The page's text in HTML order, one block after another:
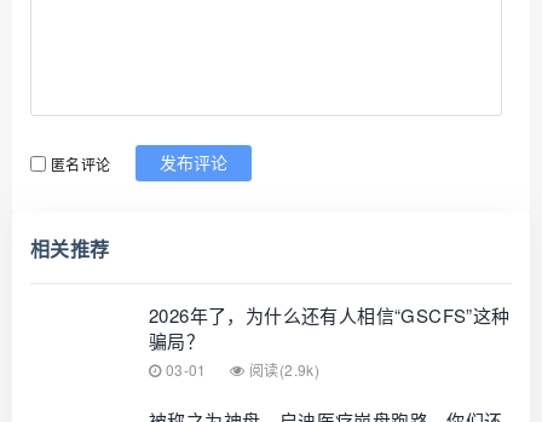
匿名评论 发布评论
相关推荐
2026年了，为什么还有人相信“GSCFS”这种
骗局？
03-01 阅读(2.9k)